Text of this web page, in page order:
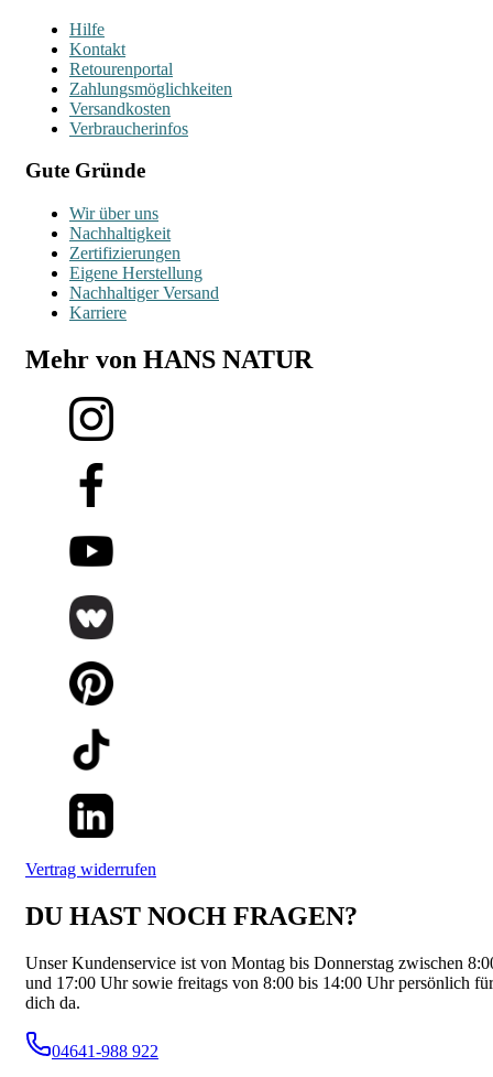
Hilfe
Kontakt
Retourenportal
Zahlungsmöglichkeiten
Versandkosten
Verbraucherinfos
Gute Gründe
Wir über uns
Nachhaltigkeit
Zertifizierungen
Eigene Herstellung
Nachhaltiger Versand
Karriere
Mehr von HANS NATUR
Vertrag widerrufen
DU HAST NOCH FRAGEN?
Unser Kundenservice ist von Montag bis Donnerstag zwischen
und 17:00 Uhr sowie freitags von 8:00 bis 14:00 Uhr persönlich für
dich da.
04641-988 922